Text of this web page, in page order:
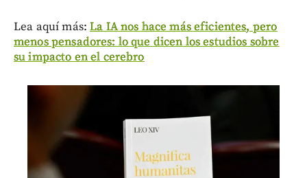
Lea aquí más:La IA nos hace más eficientes, pero
menos pensadores: lo que dicen los estudios sobre
su impacto en el cerebro